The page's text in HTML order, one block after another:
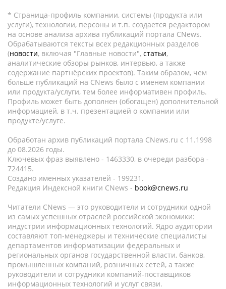
* Страница-профиль компании, системы (продукта или
услуги), технологии, персоны и т.п. создается редактором
на основе анализа архива публикаций портала CNews.
Обрабатываются тексты всех редакционных разделов
(новости, включая "Главные новости", статьи,
аналитические обзоры рынков, интервью, а также
содержание партнёрских проектов). Таким образом, чем
больше публикаций на CNews было с именем компании
или продукта/услуги, тем более информативен профиль.
Профиль может быть дополнен (обогащен) дополнительной
информацией, в т.ч. презентацией о компании или
продукте/услуге.
Обработан архив публикаций портала CNews.ru c 11.1998
до 08.2026 годы.
Ключевых фраз выявлено - 1463330, в очереди разбора -
724415.
Создано именных указателей - 199231.
Редакция Индексной книги CNews - book@cnews.ru
Читатели CNews — это руководители и сотрудники одной
из самых успешных отраслей российской экономики:
индустрии информационных технологий. Ядро аудитории
составляют топ-менеджеры и технические специалисты
департаментов информатизации федеральных и
региональных органов государственной власти, банков,
промышленных компаний, розничных сетей, а также
руководители и сотрудники компаний-поставщиков
информационных технологий и услуг связи.